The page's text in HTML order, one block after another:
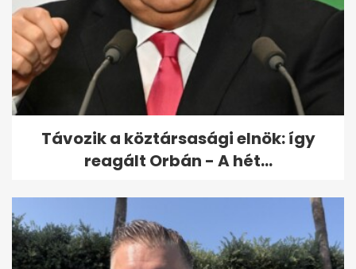
Hosszú Katinka személyesen
gratulált Orbánnak, nem
várt...
Távozik a köztársasági elnök: így
reagált Orbán - A hét...